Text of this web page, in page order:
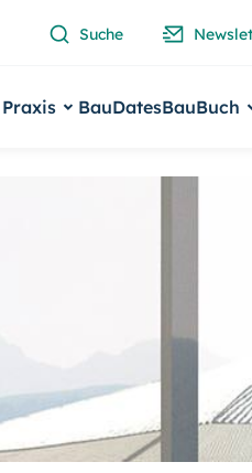
Suche
Praxis BauDatesBauBuch